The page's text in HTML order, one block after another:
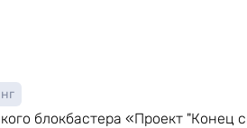
блокбастера «Проект "Конец